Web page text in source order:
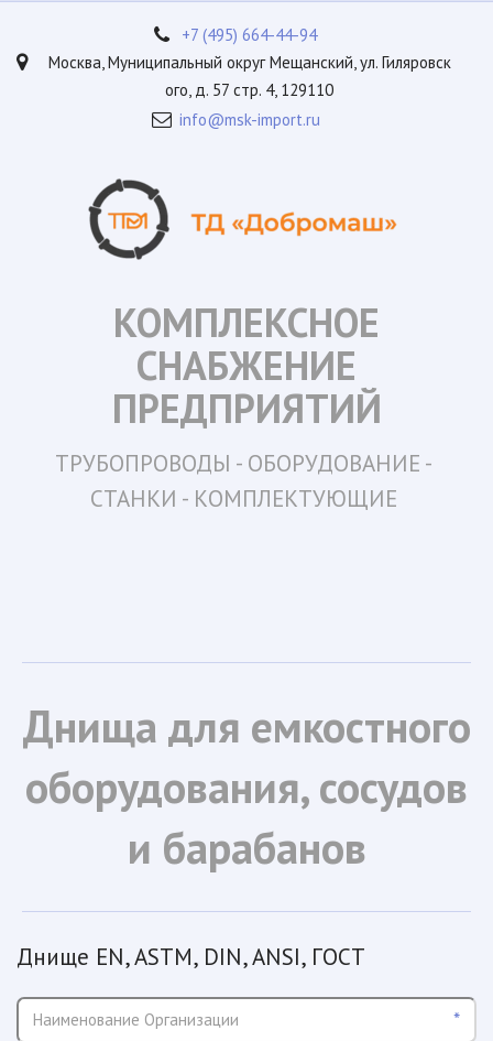
+7 (495) 664-44-94
Москва Муниципальный округ Мещанский, ул. Гиляровск
ого, д. 57 стр. 4, 129110
info@msk-import.ru
КОМПЛЕКСНОЕ
СНАБЖЕНИЕ
ПРЕДПРИЯТИЙ
ТРУБОПРОВОДЫ - ОБОРУДОВАНИЕ -
СТАНКИ - КОМПЛЕКТУЮЩИЕ
Днища для емкостного
оборудования, сосудов
и барабанов
Днище EN, ASTM, DIN, ANSI, ГОСТ
*